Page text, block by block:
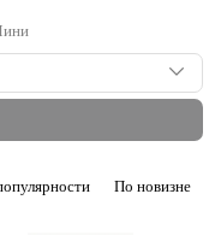
По новизне